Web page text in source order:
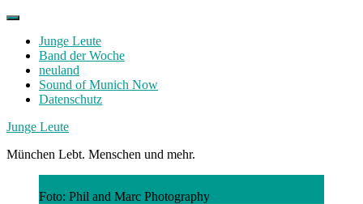
Skip
contentJunge Leute
Band der Woche
neuland
Sound of Munich Now
Datenschutz
Facebook
Twitter
Instagram
Junge Leute
München Lebt. Menschen und mehr.
Foto: Phil and Marc Photography